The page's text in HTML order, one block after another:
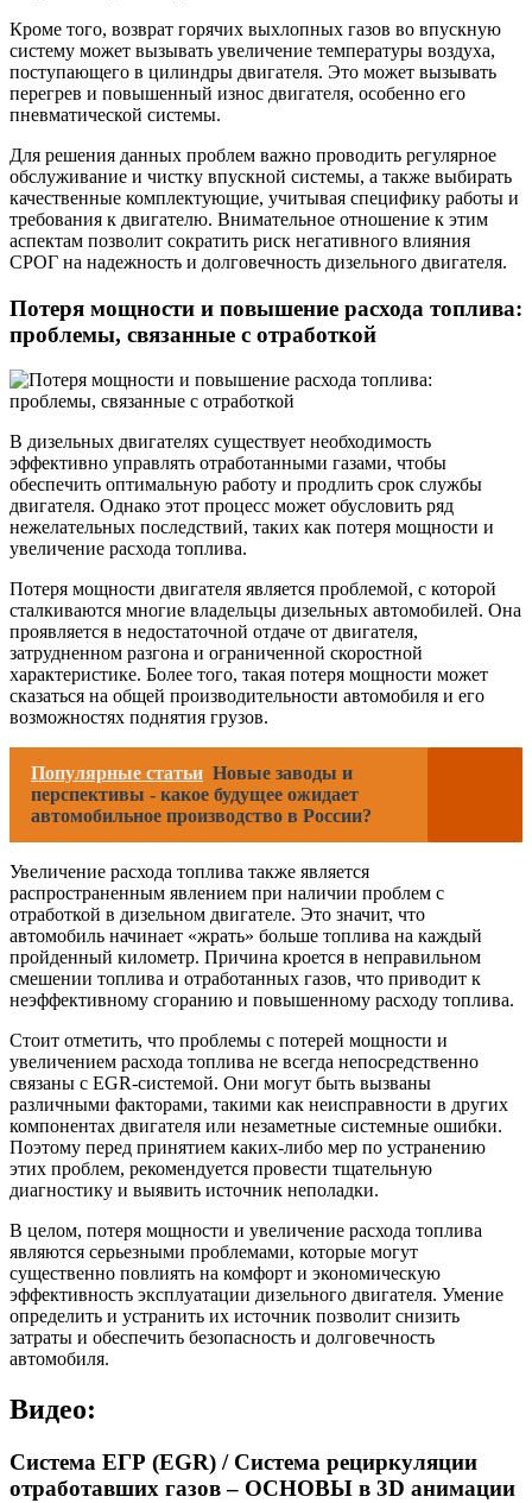
Кроме того, возврат горячих выхлопных газов во впускную
систему может вызывать увеличение температуры воздуха,
поступающего в цилиндры двигателя. Это может вызывать
перегрев и повышенный износ двигателя, особенно его
пневматической системы.
Для решения данных проблем важно проводить регулярное
обслуживание и чистку впускной системы, а также выбирать
качественные комплектующие, учитывая специфику работы и
требования к двигателю. Внимательное отношение к этим
аспектам позволит сократить риск негативного влияния
СРОГ на надежность и долговечность дизельного двигателя.
Потеря мощности и повышение расхода топлива:
проблемы, связанные с отработкой
В дизельных двигателях существует необходимость
эффективно управлять отработанными газами, чтобы
обеспечить оптимальную работу и продлить срок службы
двигателя. Однако этот процесс может обусловить ряд
нежелательных последствий, таких как потеря мощности и
увеличение расхода топлива.
Потеря мощности двигателя является проблемой, с которой
сталкиваются многие владельцы дизельных автомобилей. Она
проявляется в недостаточной отдаче от двигателя,
затрудненном разгона и ограниченной скоростной
характеристике. Более того, такая потеря мощности может
сказаться на общей производительности автомобиля и его
возможностях поднятия грузов.
Популярные статьи Новые заводы и
перспективы - какое будущее ожидает
автомобильное производство в России?
Увеличение расхода топлива также является
распространенным явлением при наличии проблем с
отработкой в дизельном двигателе. Это значит, что
автомобиль начинает «жрать» больше топлива на каждый
пройденный километр. Причина кроется в неправильном
смешении топлива и отработанных газов, что приводит к
неэффективному сгоранию и повышенному расходу топлива.
Стоит отметить, что проблемы с потерей мощности и
увеличением расхода топлива не всегда непосредственно
связаны с EGR-системой. Они могут быть вызваны
различными факторами, такими как неисправности в других
компонентах двигателя или незаметные системные ошибки.
Поэтому перед принятием каких-либо мер по устранению
этих проблем, рекомендуется провести тщательную
диагностику и выявить источник неполадки.
В целом, потеря мощности и увеличение расхода топлива
являются серьезными проблемами, которые могут
существенно повлиять на комфорт и экономическую
эффективность эксплуатации дизельного двигателя. Умение
определить и устранить их источник позволит снизить
затраты и обеспечить безопасность и долговечность
автомобиля.
Видео:
Система ЕГР (EGR) / Система рециркуляции
отработавших газов – ОСНОВЫ в 3D анимации